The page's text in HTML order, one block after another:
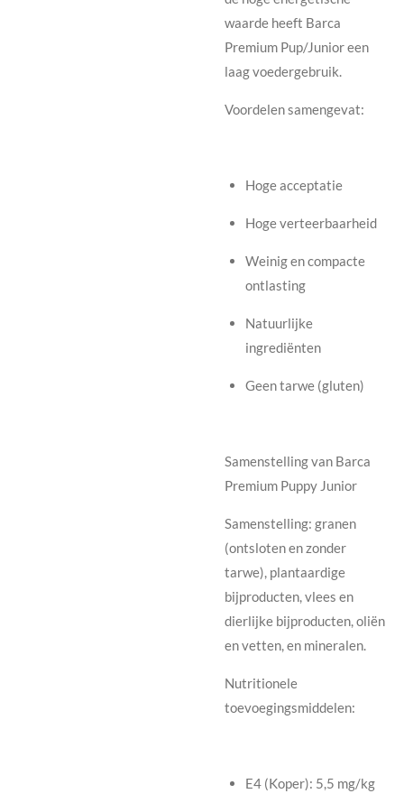
waarde heeft Barca
Premium Pup/Junior een
laag voedergebruik.
Voordelen samengevat:
Hoge acceptatie
Hoge verteerbaarheid
Weinig en compacte
ontlasting
Natuurlijke
ingrediënten
Geen tarwe (gluten)
Samenstelling van Barca
Premium Puppy Junior
Samenstelling: granen
(ontsloten en zonder
tarwe), plantaardige
bijproducten, vlees en
dierlijke bijproducten, oliën
en vetten, en mineralen.
Nutritionele
toevoegingsmiddelen:
E4 (Koper): 5,5 mg/kg